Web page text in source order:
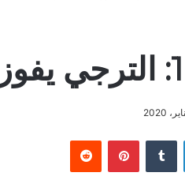
لينكدإن بينتيريست